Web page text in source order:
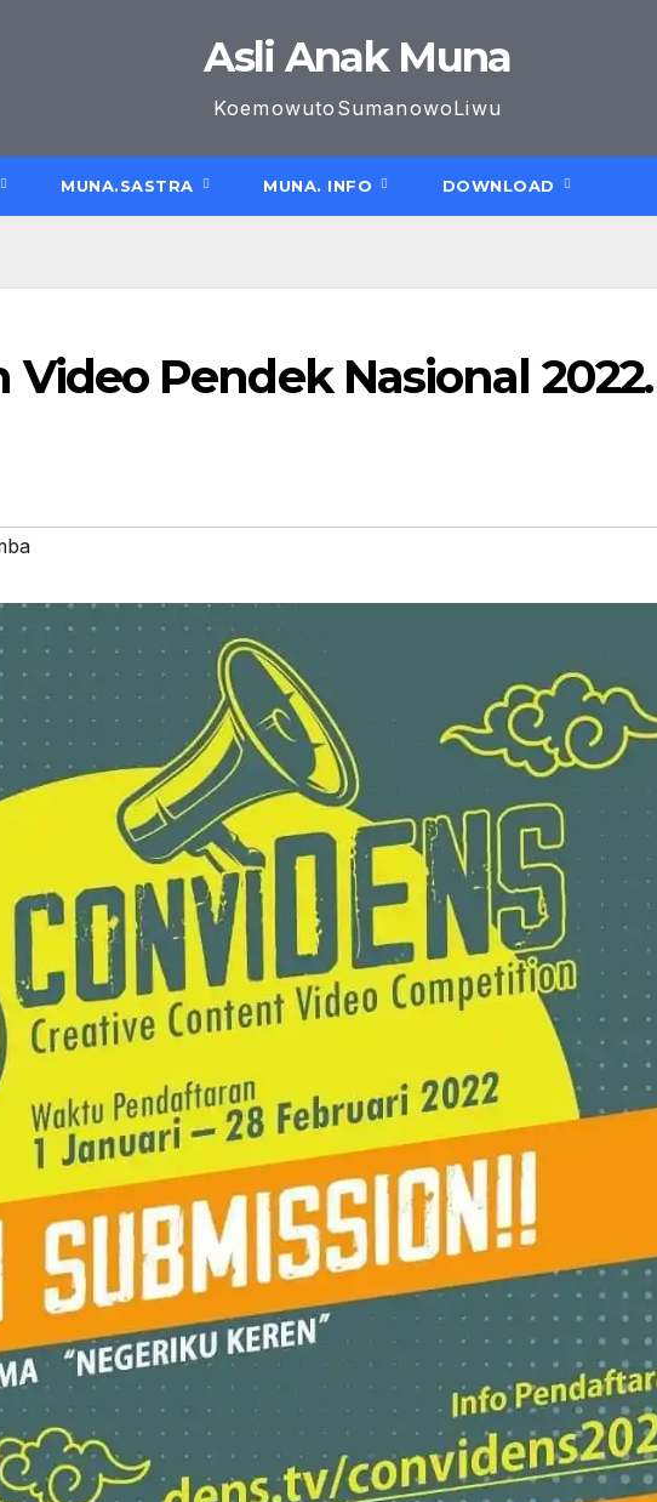
Asli Anak Muna
KoemowutoSumanowoLiwu
MUNA.SASTRA MUNA. INFO DOWNLOAD
Pendek Nasional 2022.